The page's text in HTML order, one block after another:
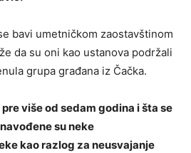
bavi umetničkom zaostavštinom
da su oni kao ustanova podržali
grupa građana iz Čačka.
više od sedam godina i šta se
su neke
kao razlog za neusvajanje